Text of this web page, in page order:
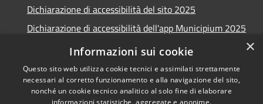
Dichiarazione di accessibilità del sito 2025
Dichiarazione di accessibilità dell'app Municipium 2025
Obiettivi accessibilità 2025
×
Informazioni sui cookie
Questo sito web utilizza cookie tecnici e assimilati strettamente
necessari al corretto funzionamento e alla navigazione del sito,
nonché un cookie tecnico analitico al solo fine di elaborare
informazioni statistiche, aggregate e anonime.